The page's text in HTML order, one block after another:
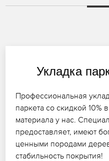
Укладка
Профессиональная
паркета со скидкой 10%
материала у нас.
предоставляет, имеют
ценными породами
стабильность покрытия!